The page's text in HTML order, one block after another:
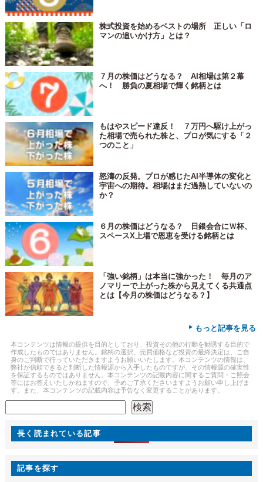
株式投資を始めるベストの場所 正しい「ロ
マンの追いかけ方」とは？
７月の株価はどうなる？ AI相場は第２幕
へ！ 勝負の夏相場で輝く銘柄とは
もはやスピード違反！ ７万円へ駆け上がっ
た相場で売られた株と、プロが気にする「２
つのこと」
怒濤の反発。プロが感じたAI半導体の変化と
宇宙への期待。相場はまだ過熱していないの
か？
６月の株価はどうなる？ 日銀会合にＷ杯、
スペースX上場で恩恵を受ける銘柄とは
「強い銘柄」は本当に強かった！ 毎月のア
ノマリーで上がった株から見えてくる共通点
とは【今月の株価はどうなる？】
▸ もっと記事を見る
本コンテンツは情報の提供を目的としており、投資その他の行動を勧誘する目的で
作成したものではありません。銘柄の選択、売買価格など投資の最終決定は、ご自
身のご判断で行っていただきますようお願いいたします。本コンテンツの情報は、
弊社が信頼できると判断した情報源から入手したものですが、その情報源の確実性
を保証するものではありません。本コンテンツの記載内容に関するご質問・ご照会
等にはお答えいたしかねますので、予めご了承くださいますようお願い申し上げま
す。また、本コンテンツの記載内容は予告なく変更することがあります。
検索
長く読まれている記事
記事を探す